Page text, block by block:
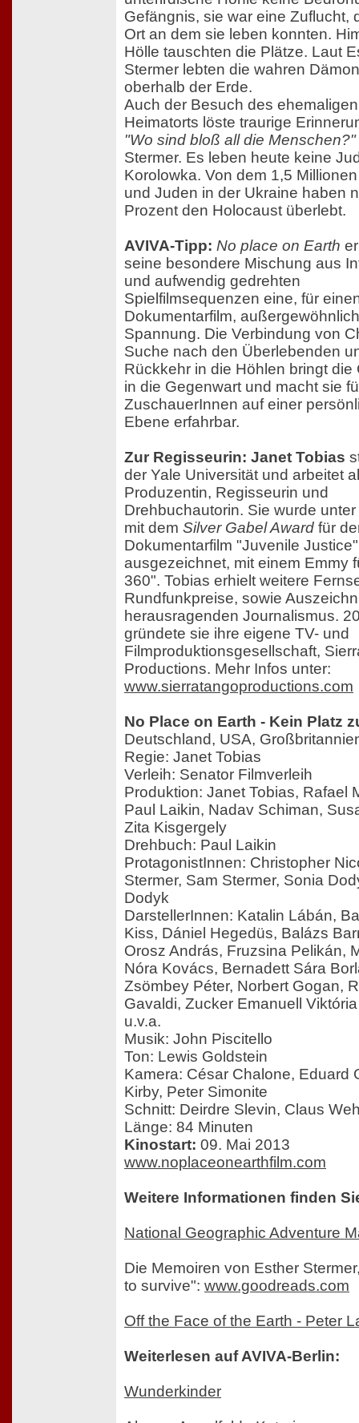
Gefängnis, sie war eine Zuflucht,
Ort an dem sie leben konnten.
Hölle tauschten die Plätze. Laut
Stermer lebten die wahren
oberhalb der Erde.
Auch der Besuch des ehemaligen
Heimatorts löste traurige
"Wo sind bloß all die Menschen?"
Stermer. Es leben heute keine
Korolowka. Von dem 1,5
und Juden in der Ukraine haben
Prozent den Holocaust überlebt.
AVIVA-Tipp: No place on Earth
seine besondere Mischung aus
und aufwendig gedrehten
Spielfilmsequenzen eine, für
Dokumentarfilm,
Spannung. Die Verbindung von
Suche nach den Überlebenden
Rückkehr in die Höhlen bringt die
in die Gegenwart und macht sie
ZuschauerInnen auf einer
Ebene erfahrbar.
Zur Regisseurin: Janet Tobias
der Yale Universität und arbeitet
Produzentin, Regisseurin und
Drehbuchautorin. Sie wurde
mit dem Silver Gabel Award für
Dokumentarfilm "Juvenile
ausgezeichnet, mit einem Emmy
360". Tobias erhielt weitere
Rundfunkpreise, sowie
herausragenden Journalismus.
gründete sie ihre eigene TV- und
Filmproduktionsgesellschaft,
Productions. Mehr Infos unter:
www.sierratangoproductions.com
No Place on Earth - Kein Platz
Deutschland, USA,
Regie: Janet Tobias
Verleih: Senator Filmverleih
Produktion: Janet Tobias, Rafael
Paul Laikin, Nadav Schiman,
Zita Kisgergely
Drehbuch: Paul Laikin
ProtagonistInnen: Christopher
Stermer, Sam Stermer, Sonia
Dodyk
DarstellerInnen: Katalin Lábán,
Kiss, Dániel Hegedüs, Balázs
Orosz András, Fruzsina Pelikán,
Nóra Kovács, Bernadett Sára
Zsömbey Péter, Norbert Gogan,
Gavaldi, Zucker Emanuell
u.v.a.
Musik: John Piscitello
Ton: Lewis Goldstein
Kamera: César Chalone, Eduard
Kirby, Peter Simonite
Schnitt: Deirdre Slevin, Claus
Länge: 84 Minuten
Kinostart: 09. Mai 2013
www.noplaceonearthfilm.com
Weitere Informationen finden
National Geographic Adventure
Die Memoiren von Esther
to survive": www.goodreads.com
Off the Face of the Earth - Peter
Weiterlesen auf AVIVA-Berlin:
Wunderkinder